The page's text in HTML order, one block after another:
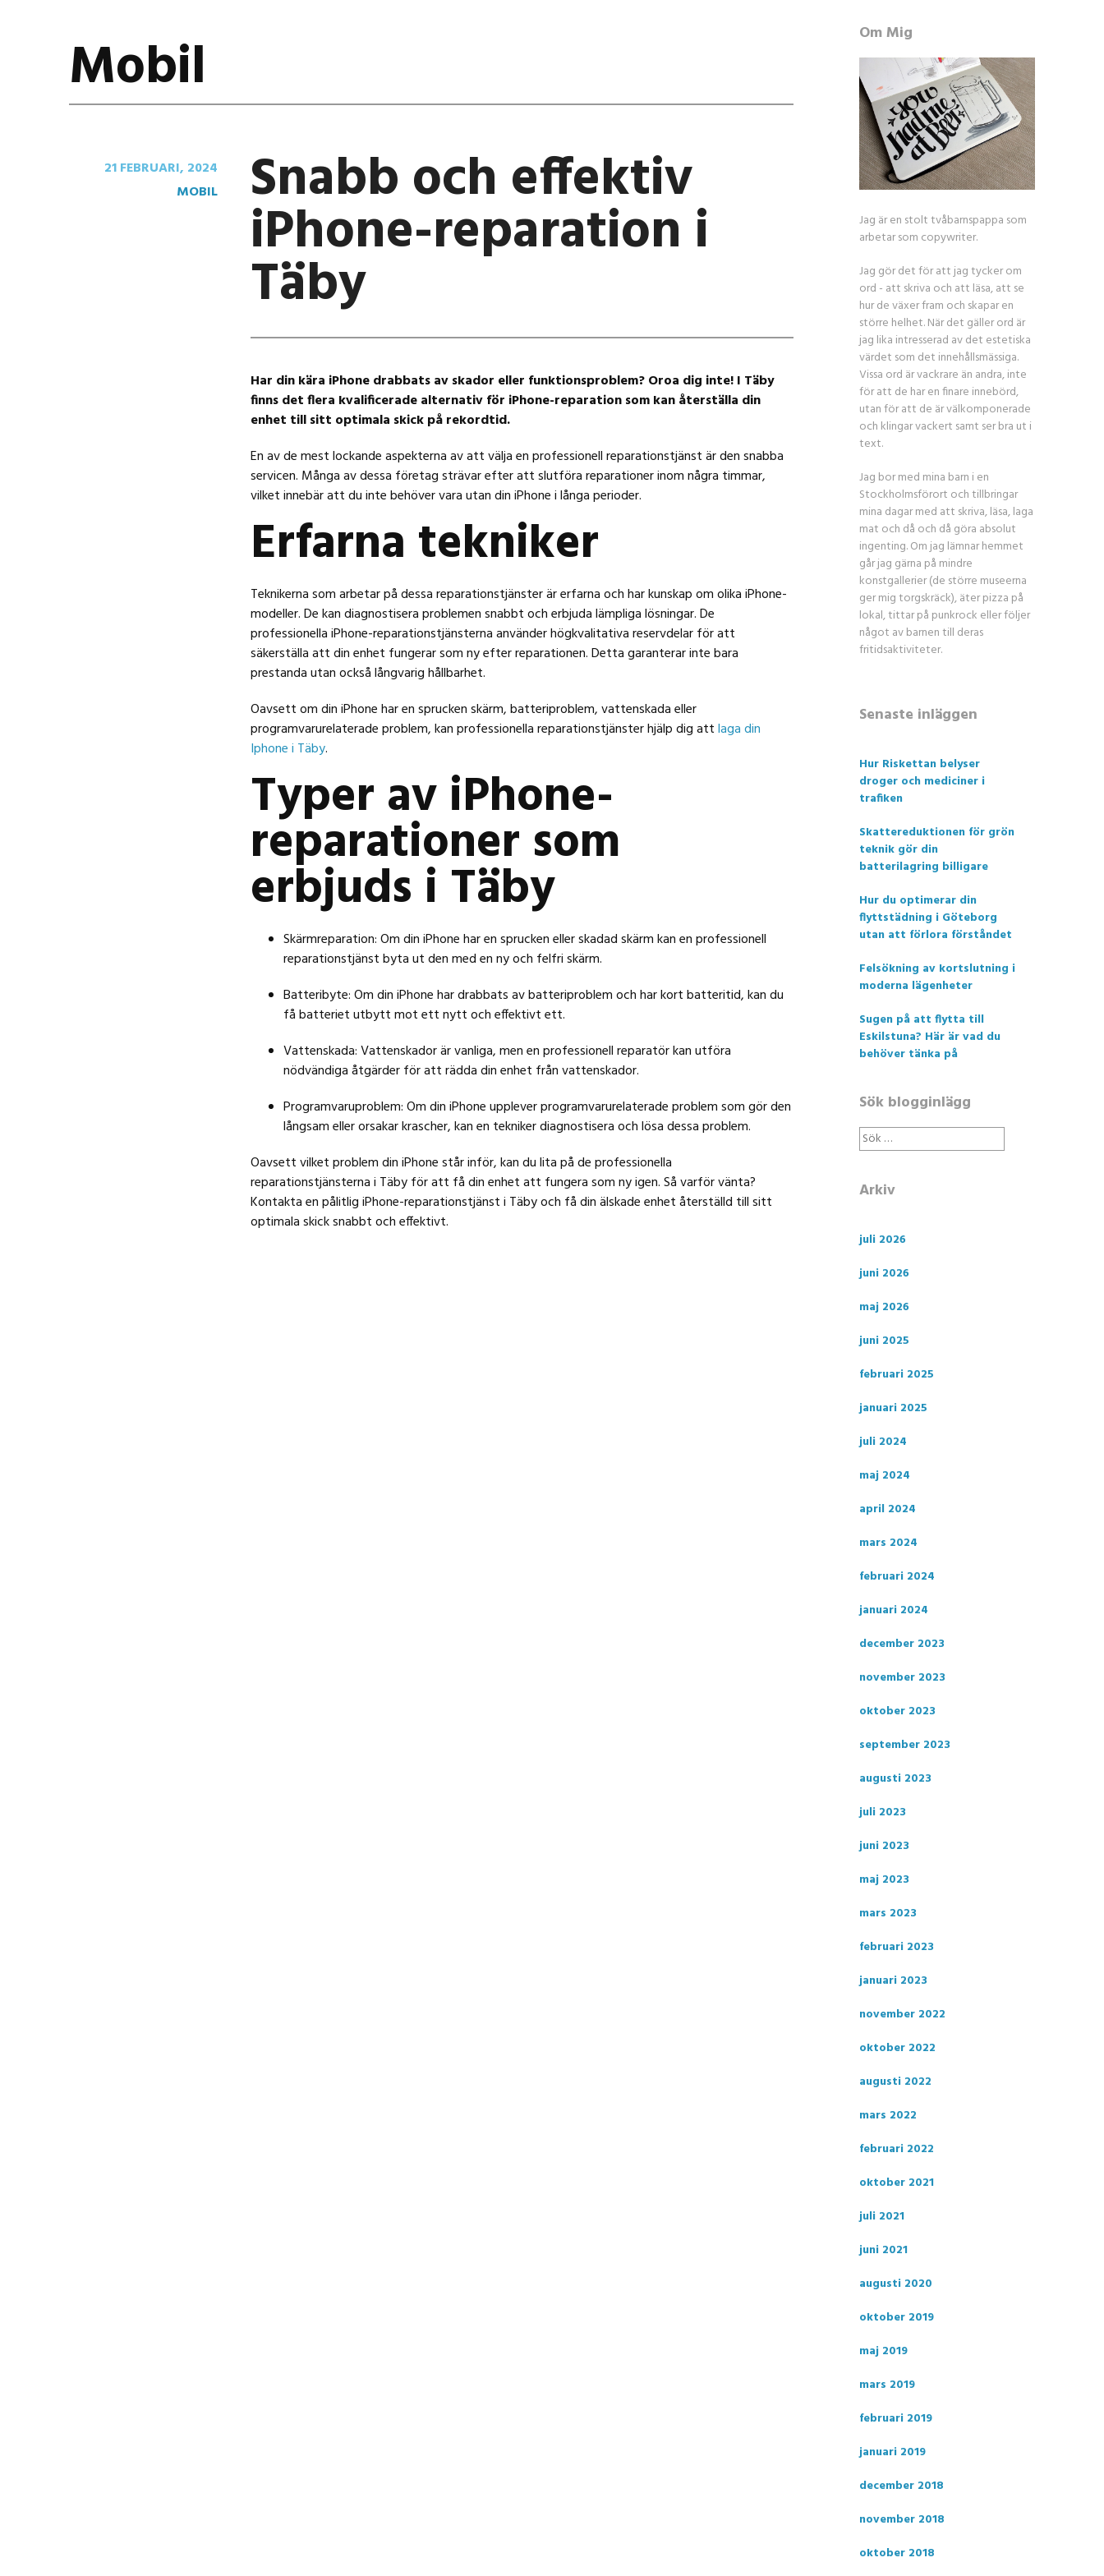
Mobil
21 FEBRUARI, 2024
MOBIL
Snabb och effektiv
iPhone-reparation i
Täby
Har din kära iPhone drabbats av skador eller funktionsproblem? Oroa dig inte! I Täby
finns det flera kvalificerade alternativ för iPhone-reparation som kan återställa din
enhet till sitt optimala skick på rekordtid.
En av de mest lockande aspekterna av att välja en professionell reparationstjänst är den snabba
servicen. Många av dessa företag strävar efter att slutföra reparationer inom några timmar,
vilket innebär att du inte behöver vara utan din iPhone i långa perioder.
Erfarna tekniker
Teknikerna som arbetar på dessa reparationstjänster är erfarna och har kunskap om olika iPhone-
modeller. De kan diagnostisera problemen snabbt och erbjuda lämpliga lösningar. De
professionella iPhone-reparationstjänsterna använder högkvalitativa reservdelar för att
säkerställa att din enhet fungerar som ny efter reparationen. Detta garanterar inte bara
prestanda utan också långvarig hållbarhet.
Oavsett om din iPhone har en sprucken skärm, batteriproblem, vattenskada eller
programvarurelaterade problem, kan professionella reparationstjänster hjälp dig attlaga din
Iphone i Täby.
Typer av iPhone-
reparationer som
erbjuds i Täby
Skärmreparation: Om din iPhone har en sprucken eller skadad skärm kan en professionell
reparationstjänst byta ut den med en ny och felfri skärm.
Batteribyte: Om din iPhone har drabbats av batteriproblem och har kort batteritid, kan du
få batteriet utbytt mot ett nytt och effektivt ett.
Vattenskada: Vattenskador är vanliga, men en professionell reparatör kan utföra
nödvändiga åtgärder för att rädda din enhet från vattenskador.
Programvaruproblem: Om din iPhone upplever programvarurelaterade problem som gör den
långsam eller orsakar krascher, kan en tekniker diagnostisera och lösa dessa problem.
Oavsett vilket problem din iPhone står inför, kan du lita på de professionella
reparationstjänsterna i Täby för att få din enhet att fungera som ny igen. Så varför vänta?
Kontakta en pålitlig iPhone-reparationstjänst i Täby och få din älskade enhet återställd till sitt
optimala skick snabbt och effektivt.
Om Mig
Jag är en stolt tvåbarnspappa som
arbetar som copywriter.
Jag gör det för att jag tycker om
ord - att skriva och att läsa, att se
hur de växer fram och skapar en
större helhet. När det gäller ord är
jag lika intresserad av det estetiska
värdet som det innehållsmässiga.
Vissa ord är vackrare än andra, inte
för att de har en finare innebörd,
utan för att de är välkomponerade
och klingar vackert samt ser bra ut i
text.
Jag bor med mina barn i en
Stockholmsförort och tillbringar
mina dagar med att skriva, läsa, laga
mat och då och då göra absolut
ingenting. Om jag lämnar hemmet
går jag gärna på mindre
konstgallerier (de större museerna
ger mig torgskräck), äter pizza på
lokal, tittar på punkrock eller följer
något av barnen till deras
fritidsaktiviteter.
Senaste inläggen
Hur Riskettan belyser
droger och mediciner i
trafiken
Skattereduktionen för grön
teknik gör din
batterilagring billigare
Hur du optimerar din
flyttstädning i Göteborg
utan att förlora förståndet
Felsökning av kortslutning i
moderna lägenheter
Sugen på att flytta till
Eskilstuna? Här är vad du
behöver tänka på
Sök blogginlägg
Sök
efter:
Arkiv
juli 2026
juni 2026
maj 2026
juni 2025
februari 2025
januari 2025
juli 2024
maj 2024
april 2024
mars 2024
februari 2024
januari 2024
december 2023
november 2023
oktober 2023
september 2023
augusti 2023
juli 2023
juni 2023
maj 2023
mars 2023
februari 2023
januari 2023
november 2022
oktober 2022
augusti 2022
mars 2022
februari 2022
oktober 2021
juli 2021
juni 2021
augusti 2020
oktober 2019
maj 2019
mars 2019
februari 2019
januari 2019
december 2018
november 2018
oktober 2018